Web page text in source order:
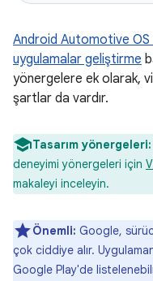
Android Automotive OS
uygulamalar geliştirme
yönergelere ek olarak,
şartlar da vardır.
Tasarım yönergeleri:
deneyimi yönergeleri için
makaleyi inceleyin.
Önemli: Google,
çok ciddiye alır.
Google Play'de